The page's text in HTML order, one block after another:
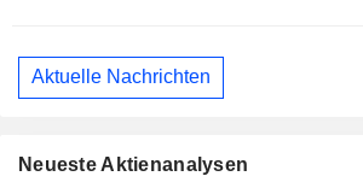
Aktuelle Nachrichten
Neueste Aktienanalysen